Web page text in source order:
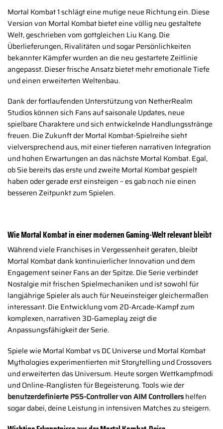
Mortal Kombat 1 schlägt eine mutige neue Richtung ein. Diese
Version von Mortal Kombat bietet eine völlig neu gestaltete
Welt, geschrieben vom gottgleichen Liu Kang. Die
Überlieferungen, Rivalitäten und sogar Persönlichkeiten
bekannter Kämpfer wurden an die neu gestartete Zeitlinie
angepasst. Dieser frische Ansatz bietet mehr emotionale Tiefe
und einen erweiterten Weltenbau.
Dank der fortlaufenden Unterstützung von NetherRealm
Studios können sich Fans auf saisonale Updates, neue
spielbare Charaktere und sich entwickelnde Handlungsstränge
freuen. Die Zukunft der Mortal Kombat-Spielreihe sieht
vielversprechend aus, mit einer tieferen narrativen Integration
und hohen Erwartungen an das nächste Mortal Kombat. Egal,
ob Sie bereits das erste und zweite Mortal Kombat gespielt
haben oder gerade erst einsteigen – es gab noch nie einen
besseren Zeitpunkt zum Spielen.
Wie Mortal Kombat in einer modernen Gaming-Welt relevant bleibt
Während viele Franchises in Vergessenheit geraten, bleibt
Mortal Kombat dank kontinuierlicher Innovation und dem
Engagement seiner Fans an der Spitze. Die Serie verbindet
Nostalgie mit frischen Spielmechaniken und ist sowohl für
langjährige Spieler als auch für Neueinsteiger gleichermaßen
interessant. Die Entwicklung vom 2D-Arcade-Kampf zum
komplexen, narrativen 3D-Gameplay zeigt die
Anpassungsfähigkeit der Serie.
Spiele wie Mortal Kombat vs DC Universe und Mortal Kombat
Mythologies experimentierten mit Storytelling und Crossovers
und erweiterten das Universum. Heute sorgen Wettkampfmodi
und Online-Ranglisten für Begeisterung. Tools wie der
benutzerdefinierte PS5-Controller von AIM Controllershelfen
sogar dabei, deine Leistung in intensiven Matches zu steigern.